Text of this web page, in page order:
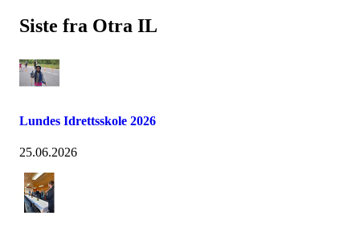
Siste fra Otra IL
Lundes Idrettsskole 2026
25.06.2026